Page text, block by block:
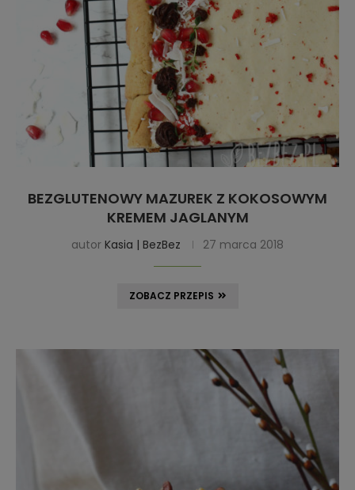
BEZGLUTENOWY MAZUREK Z KOKOSOWYM
KREMEM JAGLANYM
autor Kasia | BezBez 27 marca 2018
ZOBACZ PRZEPIS